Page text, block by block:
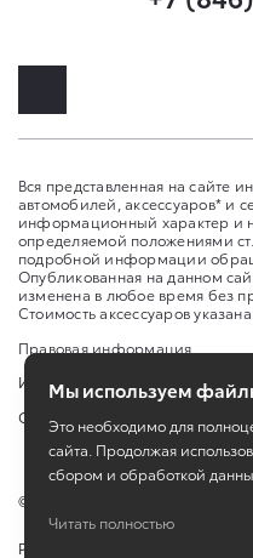
Вся представленная на сайте
автомобилей, аксессуаров* и
информационный характер и
определяемой положениями
подробной информации
Опубликованная на данном
изменена в любое время без
Стоимость аксессуаров
Правовая информация
Изменить настройку cookies
Сбросить cookie
©
Работает на технологиях
Мы используем
Это необходимо для
сайта. Продолжая
сбором и обработкой
Читать полностью